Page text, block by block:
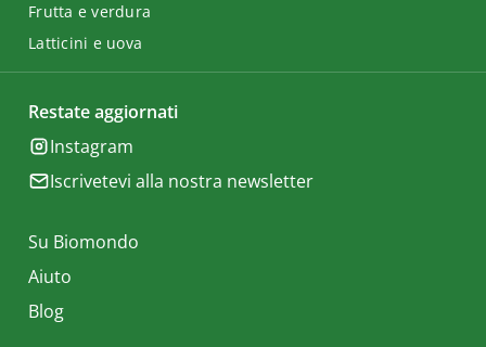
Frutta e verdura
Latticini e uova
Restate aggiornati
Instagram
Iscrivetevi alla nostra newsletter
Su Biomondo
Aiuto
Blog